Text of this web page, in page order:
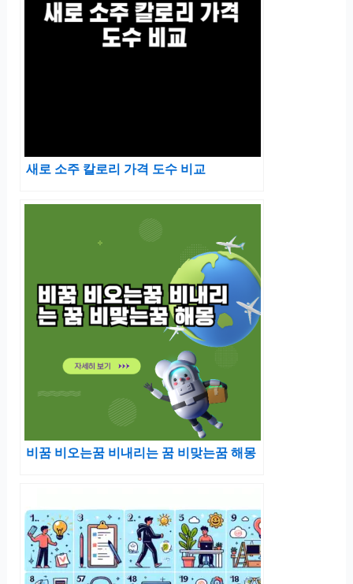
새로 소주 칼로리 가격 도수 비교
비꿈 비오는꿈 비내리는 꿈 비맞는꿈 해몽